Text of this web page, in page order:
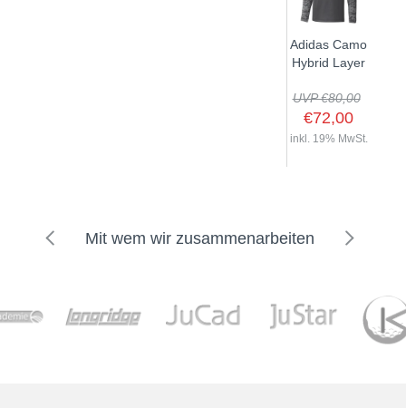
Adidas Camo
Hybrid Layer
UVP €80,00
€72,00
inkl. 19% MwSt.
Mit wem wir zusammenarbeiten